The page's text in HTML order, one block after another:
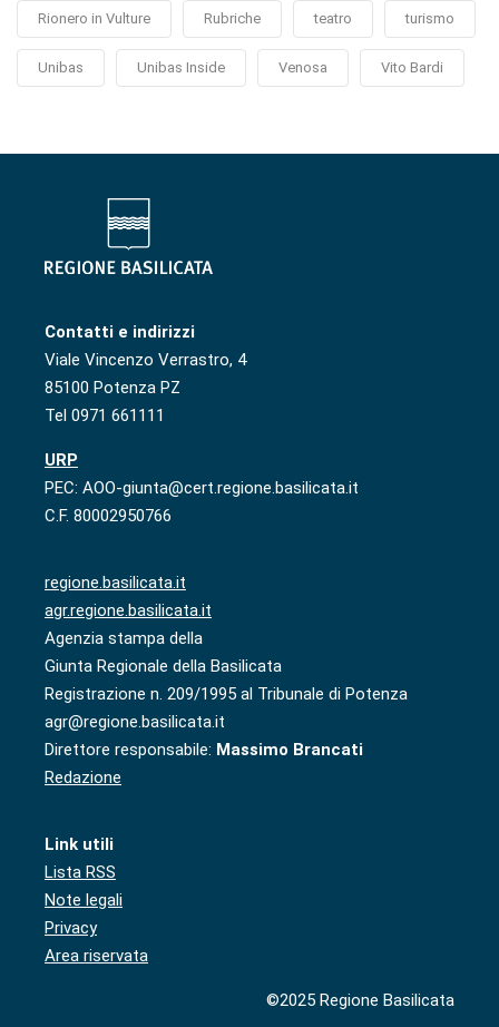
Rionero in Vulture Rubriche teatro turismo
Unibas Unibas Inside Venosa Vito Bardi
Contatti e indirizzi
Viale Vincenzo Verrastro, 4
85100 Potenza PZ
Tel 0971 661111
URP
PEC: AOO-giunta@cert.regione.basilicata.it
C.F. 80002950766
regione.basilicata.it
agr.regione.basilicata.it
Agenzia stampa della
Giunta Regionale della Basilicata
Registrazione n. 209/1995 al Tribunale di Potenza
agr@regione.basilicata.it
Direttore responsabile: Massimo Brancati
Redazione
Link utili
Lista RSS
Note legali
Privacy
Area riservata
©2025 Regione Basilicata